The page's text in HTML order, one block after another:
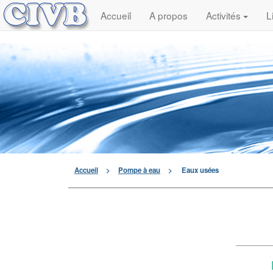
Accueil A propos Activités
Accueil > Pompe à eau > Eaux usées